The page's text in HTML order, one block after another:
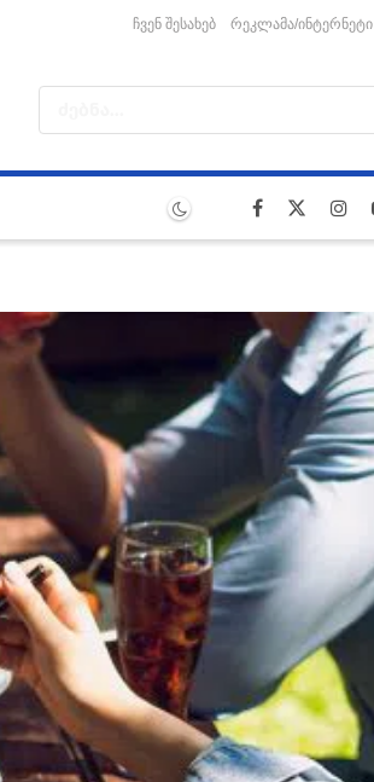
ჩვენ შესახებ რეკლამა/ინტერნეტი